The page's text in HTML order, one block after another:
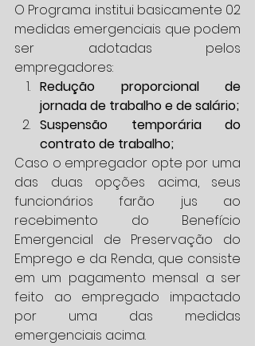
O Programa institui basicamente 02
medidas emergenciais que podem
ser adotadas pelos
empregadores:
Redução proporcional de
jornada de trabalho e de salário;
Suspensão temporária do
contrato de trabalho;
Caso o empregador opte por uma
das duas opções acima, seus
funcionários farão jus ao
recebimento do Benefício
Emergencial de Preservação do
Emprego e da Renda, que consiste
em um pagamento mensal a ser
feito ao empregado impactado
por uma das medidas
emergenciais acima.